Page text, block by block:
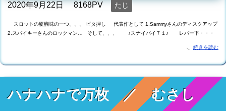
2020年9月22日 8168PV たじ
スロットの醍醐味の一つ、、、 ビタ押し 代表作として 1.Sammyさんのディスクアップ
2.スパイキーさんのロックマン… そして、、、 ♪スナイパイ７１♪ レバー下・・・
続きを読む
ハナハナで万枚 ／ むさし